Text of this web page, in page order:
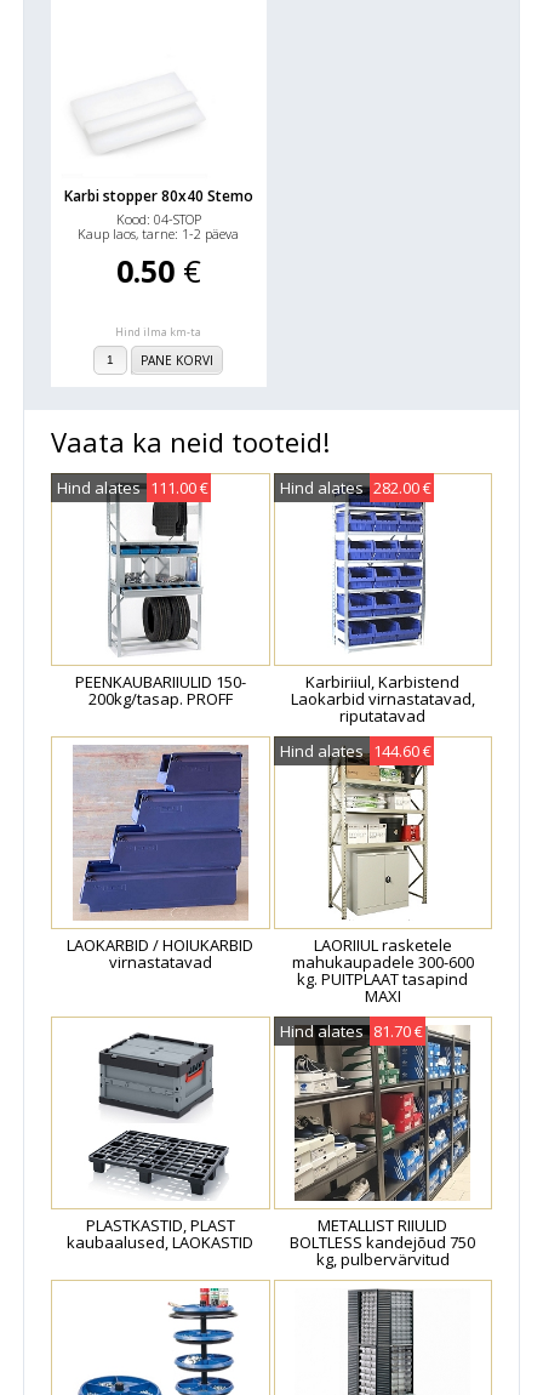
Karbi stopper 80x40 Stemo
Kood: 04-STOP
Kaup laos, tarne: 1-2 päeva
0.50 €
Hind ilma km-ta
PANE KORVI
Vaata ka neid tooteid!
Hind alates 111.00 €
PEENKAUBARIIULID 150-
200kg/tasap. PROFF
Hind alates 282.00 €
Karbiriiul, Karbistend
Laokarbid virnastatavad,
riputatavad
LAOKARBID / HOIUKARBID
virnastatavad
Hind alates 144.60 €
LAORIIUL rasketele
mahukaupadele 300-600
kg. PUITPLAAT tasapind
MAXI
PLASTKASTID, PLAST
kaubaalused, LAOKASTID
Hind alates 81.70 €
METALLIST RIIULID
BOLTLESS kandejõud 750
kg, pulbervärvitud